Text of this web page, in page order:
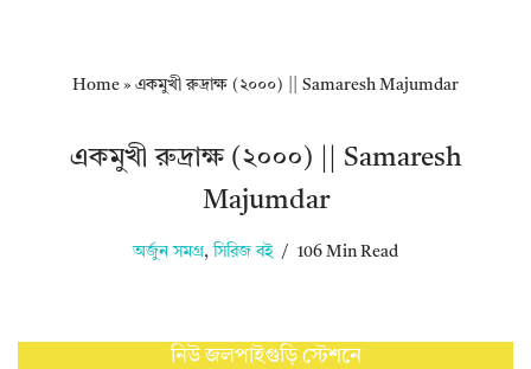
Home » একমুখী রুদ্রাক্ষ (২০০০) || Samaresh Majumdar
একমুখী রুদ্রাক্ষ (২০০০) || Samaresh
Majumdar
অর্জুন সমগ্র , সিরিজ বই 106 Min Read
নিউ জলপাইগুড়ি স্টেশনে